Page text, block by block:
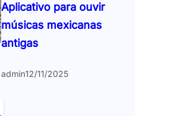
Aplicativo para ouvir
músicas mexicanas
antigas
admin12/11/2025